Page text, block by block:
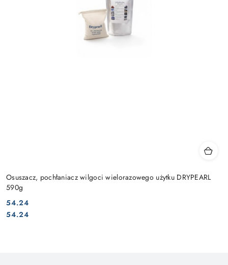
Osuszacz, pochłaniacz wilgoci wielorazowego użytku DRYPEARL
590g
Cena:
54.24
Cena:
54.24